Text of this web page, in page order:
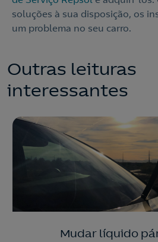
soluções à sua disposição, os
um problema no seu carro.
Outras leituras
interessantes
Mudar líquido